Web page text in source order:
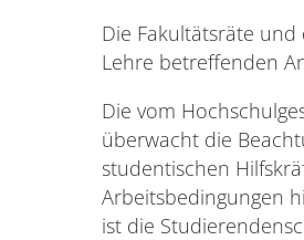
Die Fakultätsräte
Lehre betreffenden
Die vom
überwacht die
studentischen
Arbeitsbedingungen
ist die